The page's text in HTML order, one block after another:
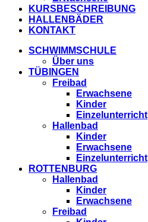
KURSBESCHREIBUNG
HALLENBÄDER
KONTAKT
SCHWIMMSCHULE
Über uns
TÜBINGEN
Freibad
Erwachsene
Kinder
Einzelunterricht
Hallenbad
Kinder
Erwachsene
Einzelunterricht
ROTTENBURG
Hallenbad
Kinder
Erwachsene
Freibad